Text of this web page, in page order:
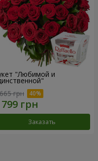
"Любимой и
грн
Заказать